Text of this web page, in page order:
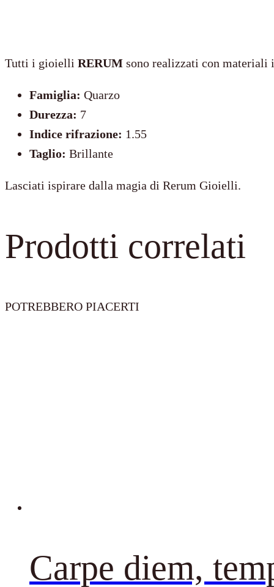
ROCCA
Mini
quantità
Tutti i gioielli RERUM sono realizzati con materiali
Famiglia: Quarzo
Durezza: 7
Indice rifrazione: 1.55
Taglio: Brillante
Lasciati ispirare dalla magia di Rerum Gioielli.
Prodotti correlati
POTREBBERO PIACERTI
Carpe diem,